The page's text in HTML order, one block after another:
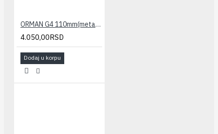
ORMAN G4 110mm(metalni) 28x34x19
4.050,00RSD
Dodaj u korpu